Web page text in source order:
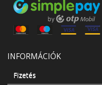
INFORMÁCIÓK
Fizetés